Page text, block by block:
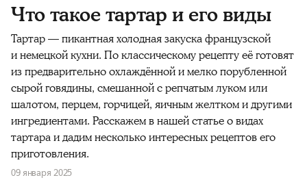
Что такое тартар и его виды
Тартар— пикантная холодная закуска французской
и немецкой кухни. По классическомурецептуеёготовят
из предварительно охлаждённой имелкопорубленной
сырой говядины, смешанной с репчатымлукомили
шалотом, перцем, горчицей, яичным желтком и другими
ингредиентами. Расскажем в нашей статье о видах
тартараи дадим несколько интересныхрецептовего
приготовления.
09 января 2025